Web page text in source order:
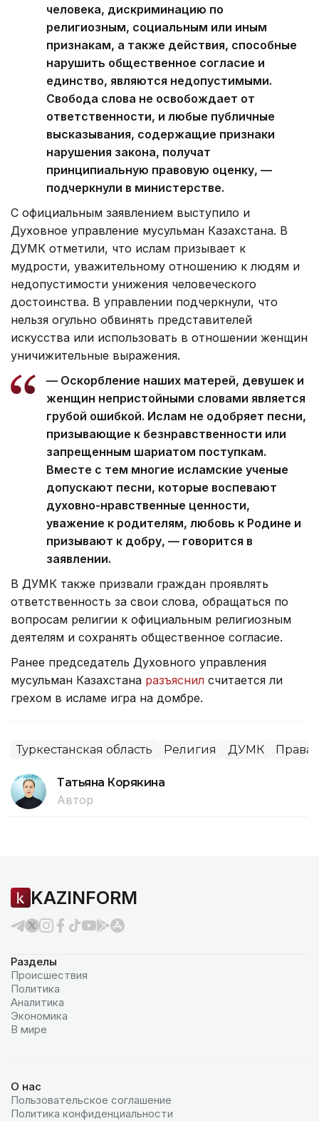
человека, дискриминацию по
религиозным, социальным или иным
признакам, а также действия, способные
нарушить общественное согласие и
единство, являются недопустимыми.
Свобода слова не освобождает от
ответственности, и любые публичные
высказывания, содержащие признаки
нарушения закона, получат
принципиальную правовую оценку, —
подчеркнули в министерстве.
С официальным заявлением выступило и
Духовное управление мусульман Казахстана. В
ДУМК отметили, что ислам призывает к
мудрости, уважительному отношению к людям и
недопустимости унижения человеческого
достоинства. В управлении подчеркнули, что
нельзя огульно обвинять представителей
искусства или использовать в отношении женщин
уничижительные выражения.
— Оскорбление наших матерей, девушек и
женщин непристойными словами является
грубой ошибкой. Ислам не одобряет песни,
призывающие к безнравственности или
запрещенным шариатом поступкам.
Вместе с тем многие исламские ученые
допускают песни, которые воспевают
духовно-нравственные ценности,
уважение к родителям, любовь к Родине и
призывают к добру, — говорится в
заявлении.
В ДУМК также призвали граждан проявлять
ответственность за свои слова, обращаться по
вопросам религии к официальным религиозным
деятелям и сохранять общественное согласие.
Ранее председатель Духовного управления
мусульман Казахстана разъяснил считается ли
грехом в исламе игра на домбре.
Туркестанская область Религия ДУМК Права
Татьяна Корякина
Автор
KAZINFORM
Разделы
Происшествия
Политика
Аналитика
Экономика
В мире
О нас
Пользовательское соглашение
Политика конфиденциальности